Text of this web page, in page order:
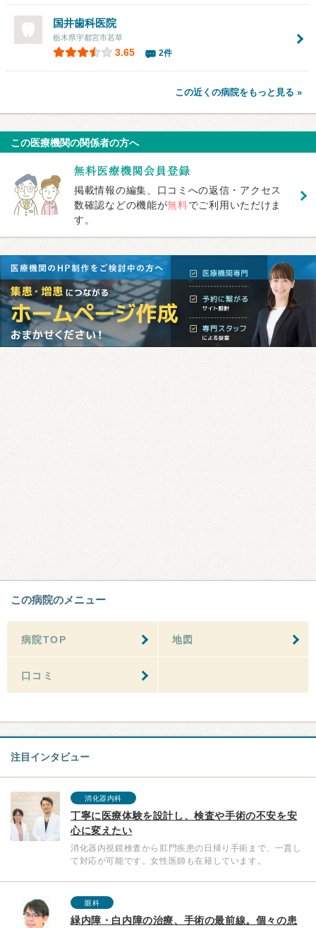
国井歯科医院
栃木県宇都宮市若草
3.65 2件
この近くの病院をもっと見る »
この医療機関の関係者の方へ
掲載情報の編集、口コミへの返信・アクセス
数確認などの機能が無料でご利用いただけま
す。
この病院のメニュー
病院TOP 地図
口コミ
注目インタビュー
消化器内科
丁寧に医療体験を設計し、検査や手術の不安を安
心に変えたい
消化器内視鏡検査から肛門疾患の日帰り手術まで、一貫し
て対応が可能です。女性医師も在籍しています。
眼科
緑内障・白内障の治療、手術の最前線。個々の患